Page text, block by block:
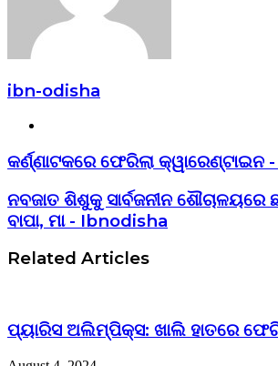
ibn-odisha
କର୍ଣ୍ଣାଟକରେ ଫେରିଲା କ୍ୱାରେଣ୍ଟାଇନ
ନବଜାତ ଶିଶୁକୁ ସାର୍ବଜନୀନ ଶୌଚାଳୟରେ
ବାପା, ମା - Ibnodisha
Related Articles
ପ୍ୟାରିସ ଅଲିମ୍ପିକ୍ସ: ଖାଲି ହାତରେ